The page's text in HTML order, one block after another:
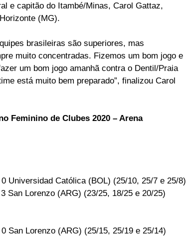
e capitão do Itambé/Minas, Carol Gattaz,
(MG).
brasileiras são superiores, mas
muito concentradas. Fizemos um bom jogo e
um bom jogo amanhã contra o Dentil/Praia
está muito bem preparado”, finalizou Carol
Feminino de Clubes 2020 – Arena
Universidad Católica (BOL) (25/10, 25/7 e 25/8)
San Lorenzo (ARG) (23/25, 18/25 e 20/25)
San Lorenzo (ARG) (25/15, 25/19 e 25/14)